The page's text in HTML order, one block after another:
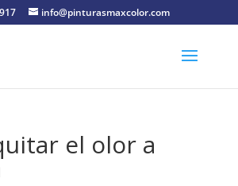
info@pinturasmaxcolor.com
el olor a